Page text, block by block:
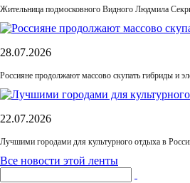
Жительница подмосковного Видного Людмила
28.07.2026
Россияне продолжают массово скупать гибриды и
22.07.2026
Лучшими городами для культурного отдыха в
Все новости этой ленты